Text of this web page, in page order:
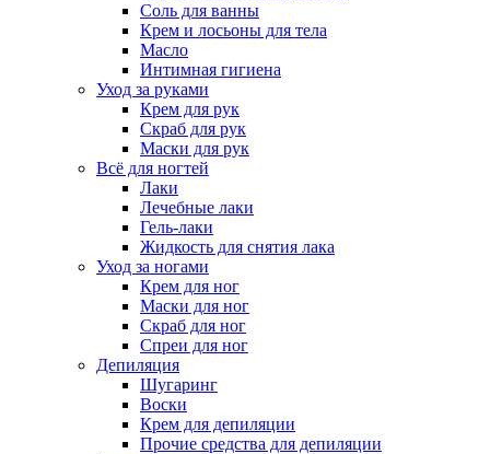
Соль для ванны
Крем и лосьоны для тела
Масло
Интимная гигиена
Уход за руками
Крем для рук
Скраб для рук
Маски для рук
Всё для ногтей
Лаки
Лечебные лаки
Гель-лаки
Жидкость для снятия лака
Уход за ногами
Крем для ног
Маски для ног
Скраб для ног
Спреи для ног
Депиляция
Шугаринг
Воски
Крем для депиляции
Прочие средства для депиляции